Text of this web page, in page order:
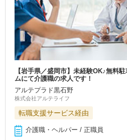
【岩手県／盛岡市】未経験OK♪無料
ムにて介護職の求人です！
アルテプラド黒石野
株式会社アルテライフ
転職支援サービス経由
介護職・ヘルパー / 正職員